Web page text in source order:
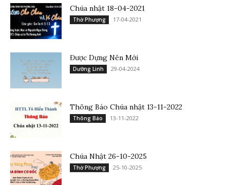
Chúa nhật 18-04-2021
Thờ Phượng 17-04-2021
Được Dựng Nên Mới
Dưỡng Linh 29-04-2024
Thông Báo Chúa nhật 13-11-2022
Thông Báo 13-11-2022
Chúa Nhật 26-10-2025
Thờ Phượng 25-10-2025